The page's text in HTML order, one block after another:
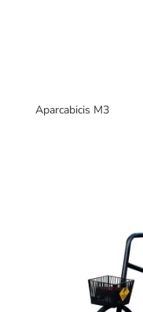
Aparcabicis M3